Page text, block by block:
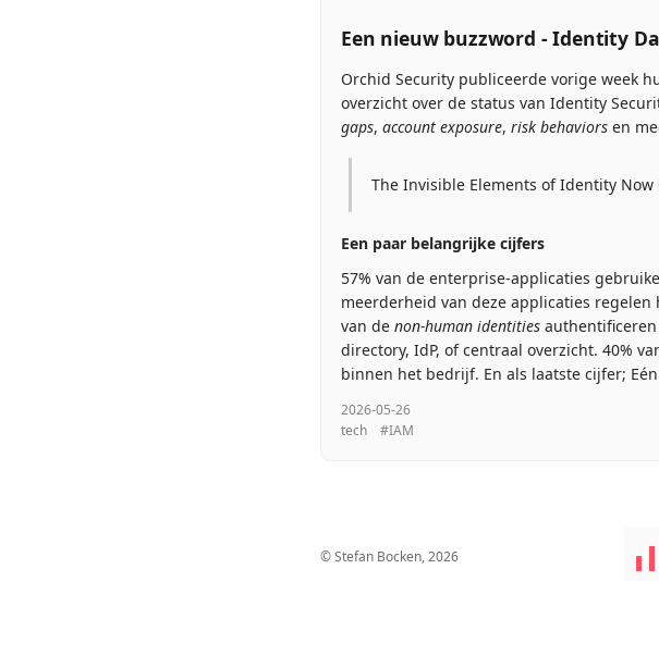
Een nieuw buzzword - Identity
Orchid Security publiceerde vorige week
overzicht over de status van Identity
gaps, account exposure, risk behaviors en
The Invisible Elements of Identity Now
Een paar belangrijke cijfers
57% van de enterprise-applicaties
meerderheid van deze applicaties
van de non-human identities
directory, IdP, of centraal overzicht. 40%
binnen het bedrijf. En als laatste cijfer;
2026-05-26
tech
#IAM
© Stefan Bocken, 2026